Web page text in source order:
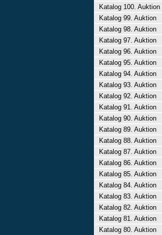
Katalog 100. Auktion
Katalog 99. Auktion
Katalog 98. Auktion
Katalog 97. Auktion
Katalog 96. Auktion
Katalog 95. Auktion
Katalog 94. Auktion
Katalog 93. Auktion
Katalog 92. Auktion
Katalog 91. Auktion
Katalog 90. Auktion
Katalog 89. Auktion
Katalog 88. Auktion
Katalog 87. Auktion
Katalog 86. Auktion
Katalog 85. Auktion
Katalog 84. Auktion
Katalog 83. Auktion
Katalog 82. Auktion
Katalog 81. Auktion
Katalog 80. Auktion